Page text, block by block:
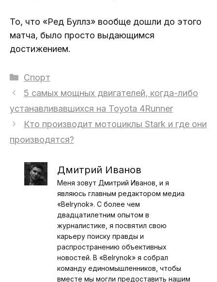
То, что «Ред Буллз» вообще дошли до этого
матча, было просто выдающимся
достижением.
Рубрики
Спорт
5 самых мощных двигателей, когда-либо
устанавливавшихся на Toyota 4Runner
Кто производит мотоциклы Stark и где они
производятся?
Дмитрий Иванов
Меня зовут Дмитрий Иванов, и я
являюсь главным редактором медиа
«Belrynok». С более чем
двадцатилетним опытом в
журналистике, я посвятил свою
карьеру поиску правды и
распространению объективных
новостей. В «Belrynok» я собрал
команду единомышленников, чтобы
вместе мы могли предоставить нашим